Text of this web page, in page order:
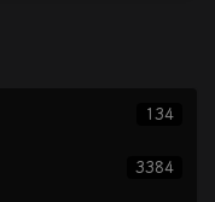
134
3384